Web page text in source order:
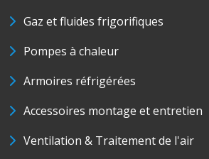
Gaz et fluides frigorifiques
Pompes à chaleur
Armoires réfrigérées
Accessoires montage et entretien
Ventilation & Traitement de l'air